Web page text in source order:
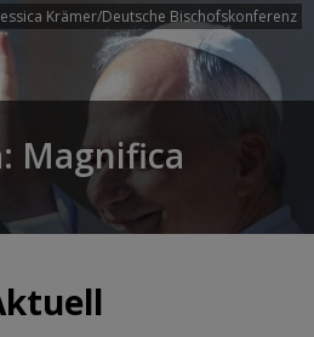
Krämer/Deutsche Bischofskonferenz
Magnifica